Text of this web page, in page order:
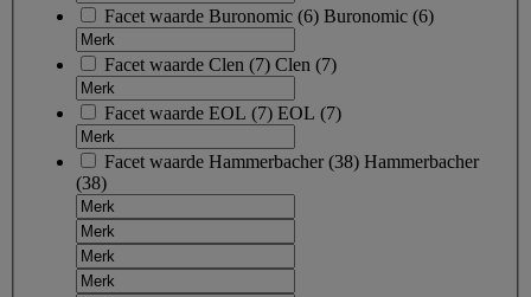
Facet waarde Buronomic (6) Buronomic (6)
Facet waarde Clen (7) Clen (7)
Facet waarde EOL (7) EOL (7)
Facet waarde Hammerbacher(38) Hammerbacher
(38)